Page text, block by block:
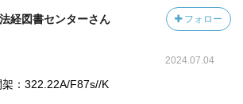
経図書センターさん フォロー
2024.07.04
：322.22A/F87s//K